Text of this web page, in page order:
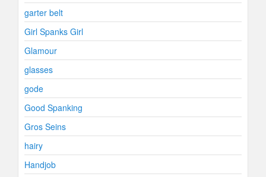
garter belt
Girl Spanks Girl
Glamour
glasses
gode
Good Spanking
Gros Seins
hairy
Handjob